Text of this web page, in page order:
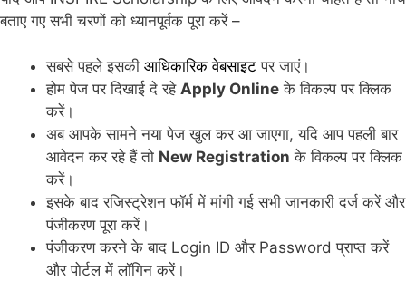
बताए गए सभी चरणों को ध्यानपूर्वक पूरा करें –
सबसे पहले इसकी आधिकारिक वेबसाइट पर जाएं।
होम पेज पर दिखाई दे रहे Apply Online के विकल्प पर क्लिक
करें।
अब आपके सामने नया पेज खुल कर आ जाएगा, यदि आप पहली बार
आवेदन कर रहे हैं तो New Registration के विकल्प पर क्लिक
करें।
इसके बाद रजिस्ट्रेशन फॉर्म में मांगी गई सभी जानकारी दर्ज करें और
पंजीकरण पूरा करें।
पंजीकरण करने के बाद Login ID और Password प्राप्त करें
और पोर्टल में लॉगिन करें।